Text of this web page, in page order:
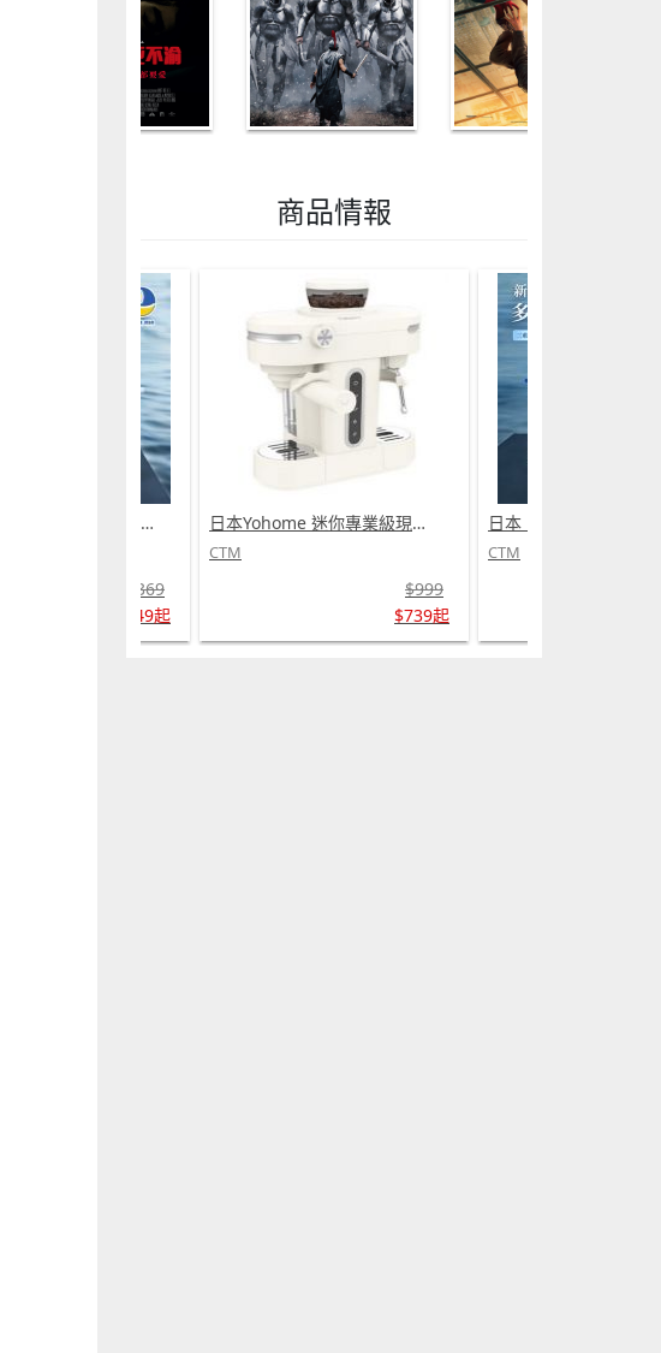
商品情報
日本 DEAR.MIN 雲感多重軟芯柔托緩壓Peace柔眠枕 (需訂貨)
$369
$349起
日本Yohome 迷你專業級現磨鮮萃奶泡3合1半自動家庭意式咖啡機 (需訂貨)
CTM
$999
$739起
CTM